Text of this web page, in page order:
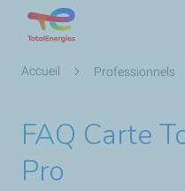
Fil
Accueil Professionnels
FAQ Carte
Pro